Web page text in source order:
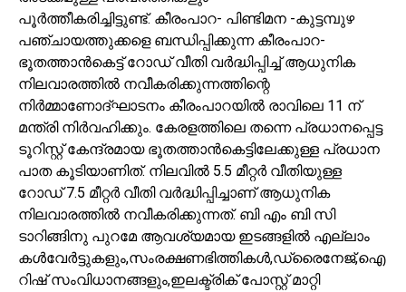
പൂർത്തീകരിച്ചിട്ടുണ്ട്. കീരംപാറ- പിണ്ടിമന -കുട്ടമ്പുഴ
പഞ്ചായത്തുക്കളെ ബന്ധിപ്പിക്കുന്ന കീരംപാറ-
ഭൂതത്താൻകെട്ട് റോഡ് വീതി വർദ്ധിപ്പിച്ച് ആധുനിക
നിലവാരത്തിൽ നവീകരിക്കുന്നത്തിന്റെ
നിർമ്മാണോദ്ഘാടനം കീരംപാറയിൽ രാവിലെ 11 ന്
മന്ത്രി നിർവഹിക്കും. കേരളത്തിലെ തന്നെ പ്രധാനപ്പെട്ട
ടൂറിസ്റ്റ് കേന്ദ്രമായ ഭൂതത്താൻകെട്ടിലേക്കുള്ള പ്രധാന
പാത കൂടിയാണിത്. നിലവിൽ 5.5 മീറ്റർ വീതിയുള്ള
റോഡ് 7.5 മീറ്റർ വീതി വർദ്ധിപ്പിച്ചാണ് ആധുനിക
നിലവാരത്തിൽ നവീകരിക്കുന്നത്. ബി എം ബി സി
ടാറിങ്ങിനു പുറമേ ആവശ്യമായ ഇടങ്ങളിൽ എല്ലാം
കൾവേർട്ടുകളും,സംരക്ഷണഭിത്തികൾ,ഡ്രൈനേജ്,ഐ
റിഷ് സംവിധാനങ്ങളും,ഇലക്ട്രിക് പോസ്റ്റ് മാറ്റി